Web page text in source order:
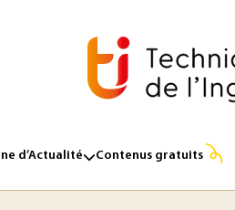
d’Actualité Contenus gratuits